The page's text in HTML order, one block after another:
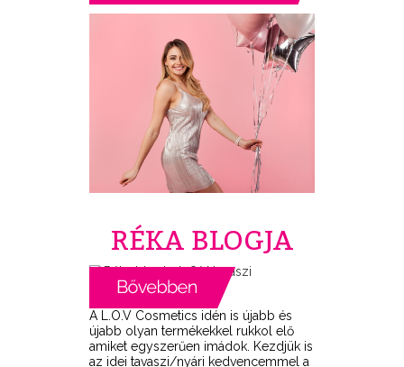
RÉKA BLOGJA
A L.O.V Cosmetics idén is újabb és
újabb olyan termékekkel rukkol elő
amiket egyszerűen imádok. Kezdjük is
az idei tavaszi/nyári kedvencemmel a